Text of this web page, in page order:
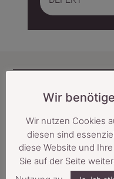
In
Wir
Wir nutzen Cookies
diesen sind
diese Website und
Sie auf der Seite